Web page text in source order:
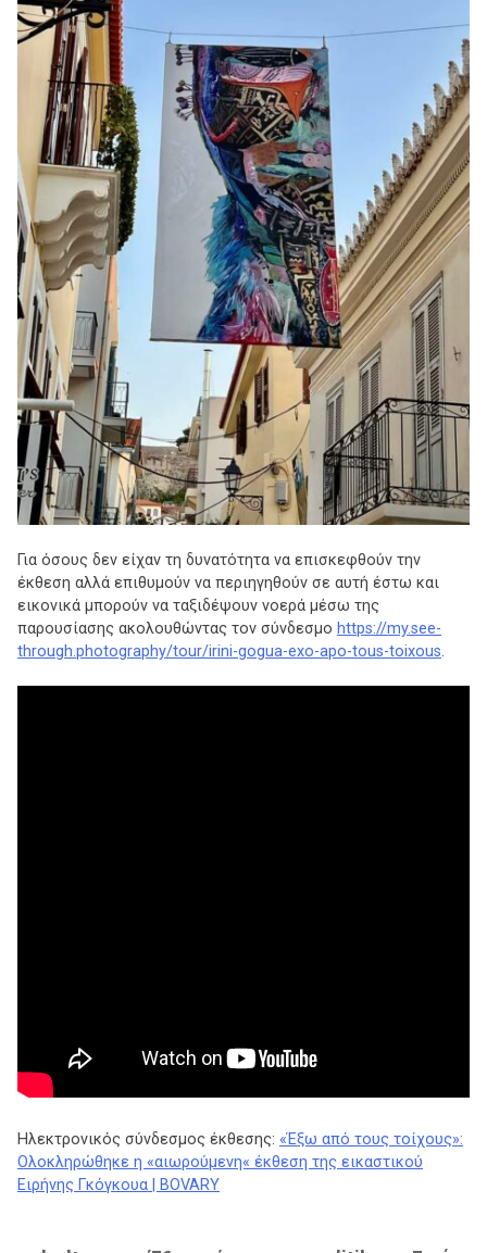
Για όσους δεν είχαν τη δυνατότητα να επισκεφθούν την
έκθεση αλλά επιθυμούν να περιηγηθούν σε αυτή έστω και
εικονικά μπορούν να ταξιδέψουν νοερά μέσω της
παρουσίασης ακολουθώντας τον σύνδεσμο https://my.see-
through.photography/tour/irini-gogua-exo-apo-tous-toixous.
Ηλεκτρονικός σύνδεσμος έκθεσης: «Έξω από τους τοίχους»:
Ολοκληρώθηκε η «αιωρούμενη« έκθεση της εικαστικού
Ειρήνης Γκόγκουα | BOVARY